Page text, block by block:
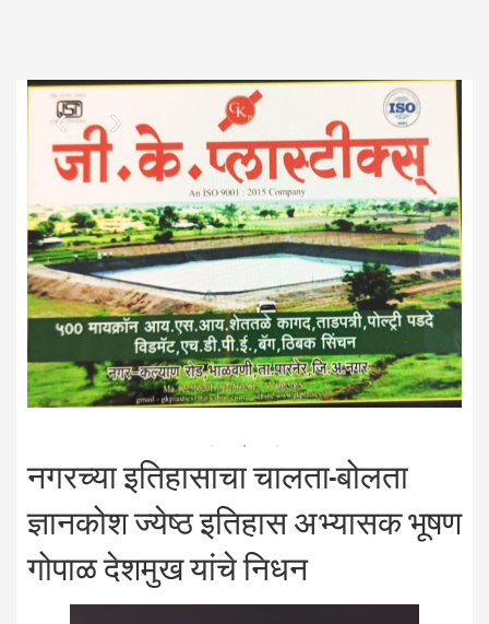
नगरच्या इतिहासाचा चालता-बोलता
ज्ञानकोश ज्येष्ठ इतिहास अभ्यासक भूषण
गोपाळ देशमुख यांचे निधन